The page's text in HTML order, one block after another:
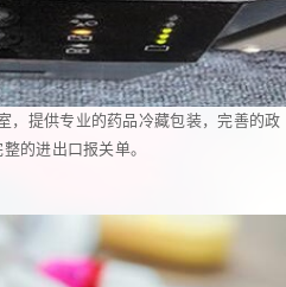
，提供专业的药品冷藏包装，完善的政
的进出口报关单。